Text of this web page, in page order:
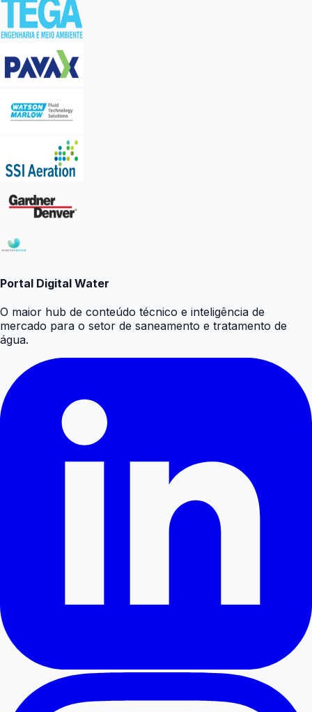
Portal Digital Water
O maior hub de conteúdo técnico e inteligência de
mercado para o setor de saneamento e tratamento de
água.